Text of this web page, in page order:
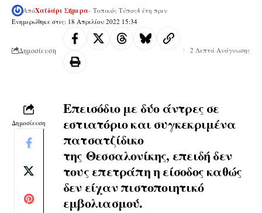
Ενημερώθηκε στις: 18 Απριλίου 2022 15:34
ΑπόΧαϊδάρι Σήμερα- Τοπικός Τύπος4 έτη πριν
Δημοσίευση 2 Λεπτά Ανάγνωσης
Δημοσίευση
Επεισόδιο με δύο άντρες σε
εστιατόριο και συγκεκριμένα
πατσατζίδικο
της Θεσσαλονίκης, επειδή δεν
τους επετράπη η είσοδος καθώς
δεν είχαν πιστοποιητικό
εμβολιασμού.